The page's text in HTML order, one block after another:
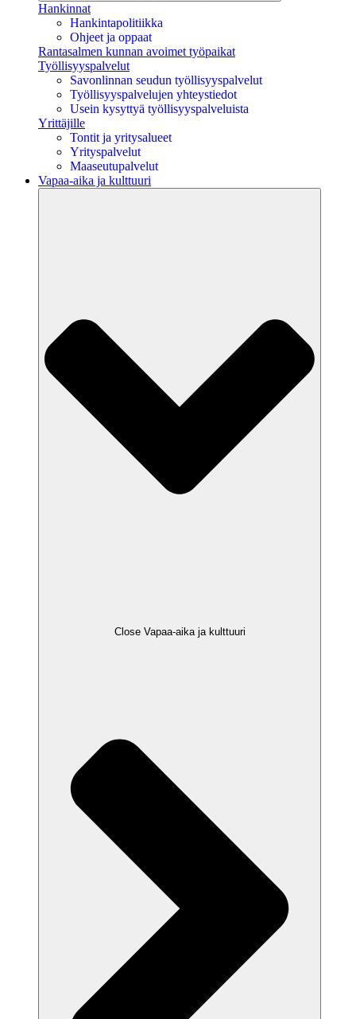
Hankinnat
Hankintapolitiikka
Ohjeet ja oppaat
Rantasalmen kunnan avoimet työpaikat
Työllisyyspalvelut
Savonlinnan seudun työllisyyspalvelut
Työllisyyspalvelujen yhteystiedot
Usein kysyttyä työllisyyspalveluista
Yrittäjille
Tontit ja yritysalueet
Yrityspalvelut
Maaseutupalvelut
Vapaa-aika ja kulttuuri
Close Vapaa-aika ja kulttuuri